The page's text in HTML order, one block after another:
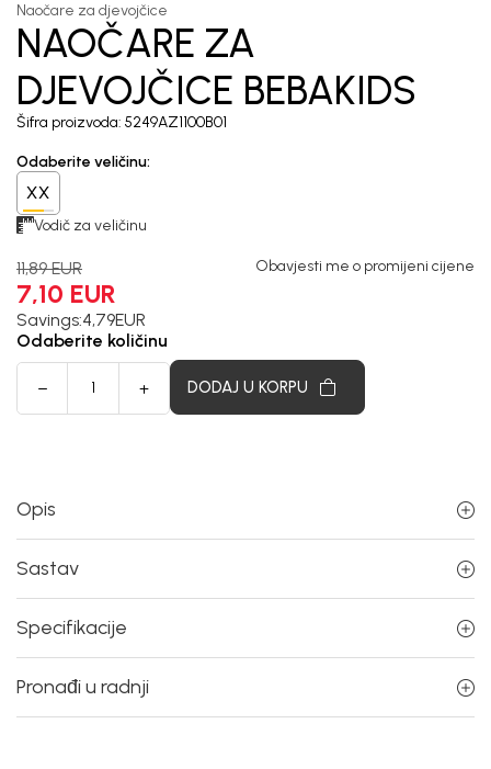
Naočare za djevojčice
NAOČARE ZA
DJEVOJČICE BEBAKIDS
Šifra proizvoda: 5249AZ1100B01
Odaberite veličinu:
XX
Vodič za veličinu
11,89 EUR
7,10 EUR
Savings:4,79EUR
Obavjesti me o promijeni cijene
Odaberite količinu
DODAJ U KORPU
Opis
Sastav
Specifikacije
Pronađi u radnji